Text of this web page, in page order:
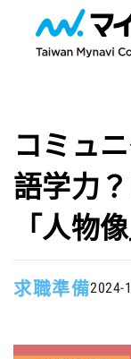
コミュ
語学力
「人物
求職準備2024-